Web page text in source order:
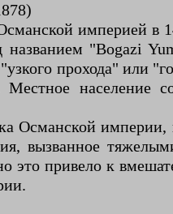
империей в
названием "Bogazi
прохода" или
Местное население
Османской империи,
вызванное
привело к